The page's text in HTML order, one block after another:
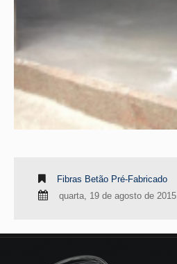
Fibras Betão Pré-Fabricado
quarta, 19 de agosto de 2015